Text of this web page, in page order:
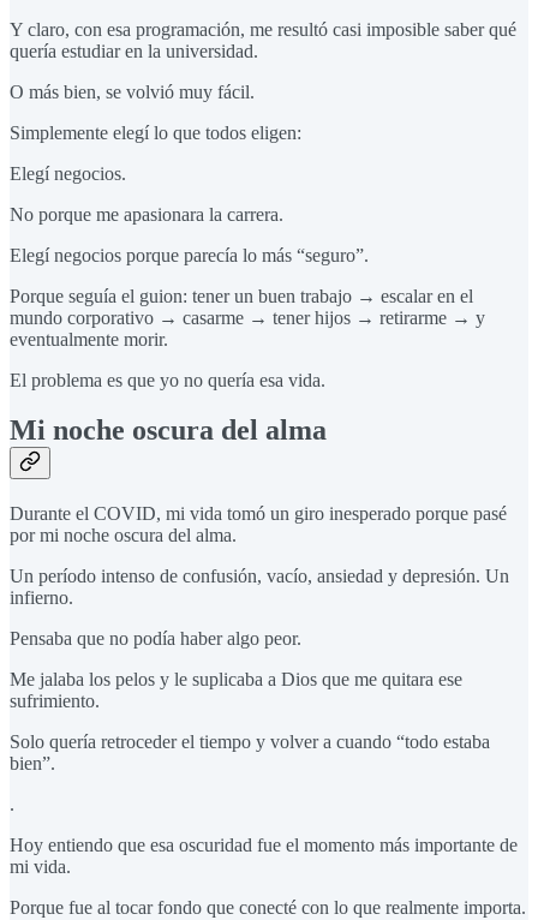
Y claro, con esa programación, me resultó casi imposible saber qué
quería estudiar en la universidad.
O más bien, se volvió muy fácil.
Simplemente elegí lo que todos eligen:
Elegí negocios.
No porque me apasionara la carrera.
Elegí negocios porque parecía lo más “seguro”.
Porque seguía el guion: tener un buen trabajo → escalar en el
mundo corporativo → casarme → tener hijos → retirarme → y
eventualmente morir.
El problema es que yo no quería esa vida.
Mi noche oscura del alma
Durante el COVID, mi vida tomó un giro inesperado porque pasé
por mi noche oscura del alma.
Un período intenso de confusión, vacío, ansiedad y depresión. Un
infierno.
Pensaba que no podía haber algo peor.
Me jalaba los pelos y le suplicaba a Dios que me quitara ese
sufrimiento.
Solo quería retroceder el tiempo y volver a cuando “todo estaba
bien”.
.
Hoy entiendo que esa oscuridad fue el momento más importante de
mi vida.
Porque fue al tocar fondo que conecté con lo que realmente importa.